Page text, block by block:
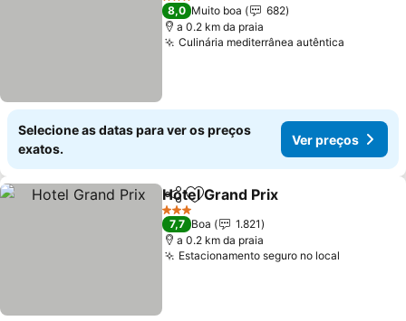
3 Estrelas
8,0 Muito boa
682
a 0.2 km da praia
Culinária mediterrânea autêntica
Selecione as datas para ver os preços
exatos.
Ver preços
PartilharAdicionar aos favoritos
Hotel Grand Prix
3 Estrelas
7,7 Boa
1.821
a 0.2 km da praia
Estacionamento seguro no local